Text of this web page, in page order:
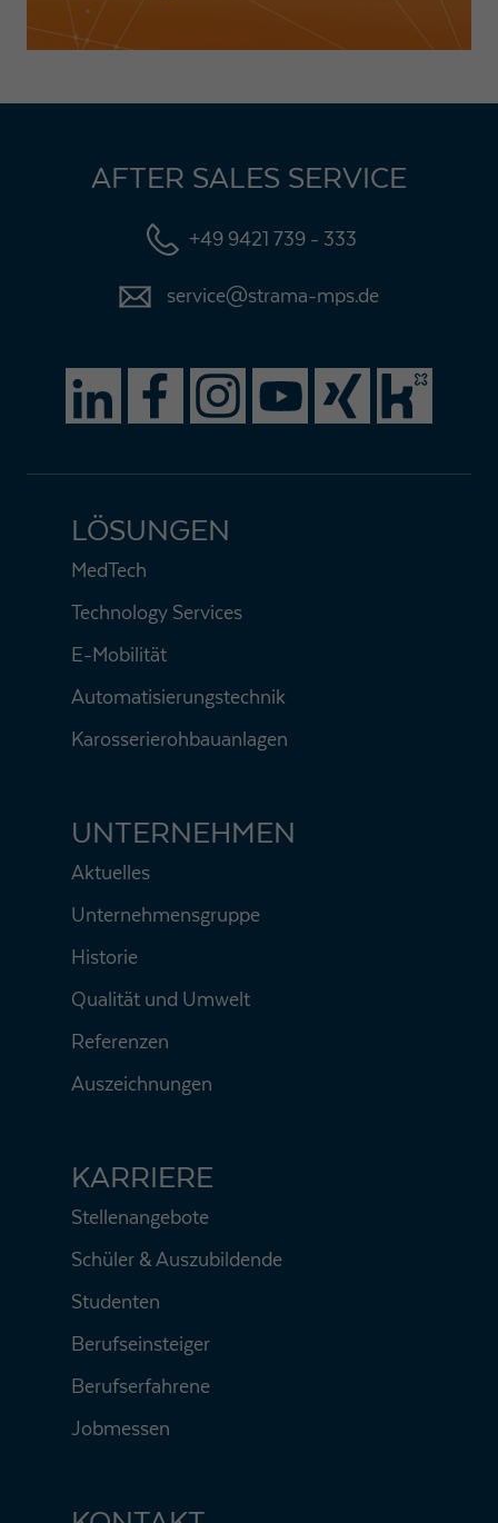
AFTER SALES SERVICE
+49 9421 739 - 333
service@strama-mps.de
LÖSUNGEN
MedTech
Technology Services
E-Mobilität
Automatisierungstechnik
Karosserierohbauanlagen
UNTERNEHMEN
Aktuelles
Unternehmensgruppe
Historie
Qualität und Umwelt
Referenzen
Auszeichnungen
KARRIERE
Stellenangebote
Schüler & Auszubildende
Studenten
Berufseinsteiger
Berufserfahrene
Jobmessen